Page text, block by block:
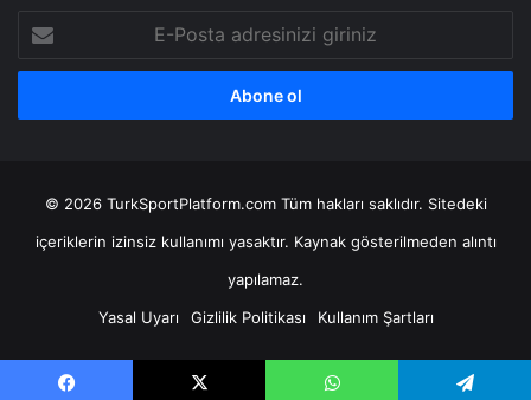
Posta
adresinizi
© 2026 TurkSportPlatform.com Tüm hakları saklıdır. Sitedeki
içeriklerin izinsiz kullanımı yasaktır. Kaynak gösterilmeden alıntı
yapılamaz.
Yasal Uyarı
Gizlilik Politikası Kullanım Şartları